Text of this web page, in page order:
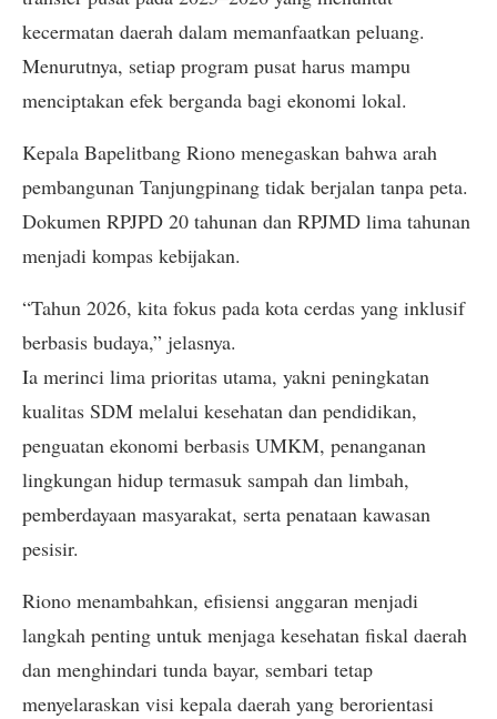
kecermatan daerah dalam memanfaatkan peluang.
Menurutnya, setiap program pusat harus mampu
menciptakan efek berganda bagi ekonomi lokal.
Kepala Bapelitbang Riono menegaskan bahwa arah
pembangunan Tanjungpinang tidak berjalan tanpa peta.
Dokumen RPJPD 20 tahunan dan RPJMD lima tahunan
menjadi kompas kebijakan.
“Tahun 2026, kita fokus pada kota cerdas yang inklusif
berbasis budaya,” jelasnya.
Ia merinci lima prioritas utama, yakni peningkatan
kualitas SDM melalui kesehatan dan pendidikan,
penguatan ekonomi berbasis UMKM, penanganan
lingkungan hidup termasuk sampah dan limbah,
pemberdayaan masyarakat, serta penataan kawasan
pesisir.
Riono menambahkan, efisiensi anggaran menjadi
langkah penting untuk menjaga kesehatan fiskal daerah
dan menghindari tunda bayar, sembari tetap
menyelaraskan visi kepala daerah yang berorientasi